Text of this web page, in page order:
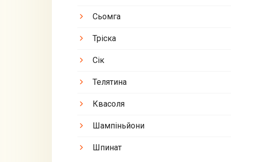
Сьомга
Тріска
Сік
Телятина
Квасоля
Шампіньйони
Шпинат